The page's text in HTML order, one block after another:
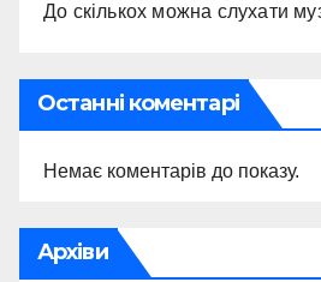
До скількох можна слухати
Останні коментарі
Немає коментарів до показу.
Архіви